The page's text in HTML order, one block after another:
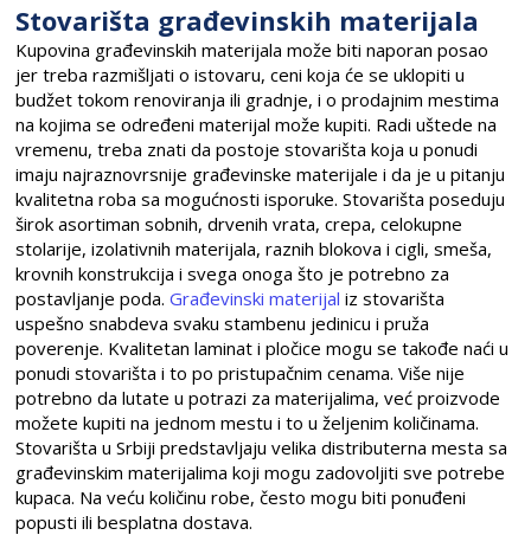
Stovarišta građevinskih materijala
Kupovina građevinskih materijala može biti naporan posao
jer treba razmišljati o istovaru, ceni koja će se uklopiti u
budžet tokom renoviranja ili gradnje, i o prodajnim mestima
na kojima se određeni materijal može kupiti. Radi uštede na
vremenu, treba znati da postoje stovarišta koja u ponudi
imaju najraznovrsnije građevinske materijale i da je u pitanju
kvalitetna roba sa mogućnosti isporuke. Stovarišta poseduju
širok asortiman sobnih, drvenih vrata, crepa, celokupne
stolarije, izolativnih materijala, raznih blokova i cigli, smeša,
krovnih konstrukcija i svega onoga što je potrebno za
postavljanje poda.Građevinski materijaliz stovarišta
uspešno snabdeva svaku stambenu jedinicu i pruža
poverenje. Kvalitetan laminat i pločice mogu se takođe naći u
ponudi stovarišta i to po pristupačnim cenama. Više nije
potrebno da lutate u potrazi za materijalima, već proizvode
možete kupiti na jednom mestu i to u željenim količinama.
Stovarišta u Srbiji predstavljaju velika distributerna mesta sa
građevinskim materijalima koji mogu zadovoljiti sve potrebe
kupaca. Na veću količinu robe, često mogu biti ponuđeni
popusti ili besplatna dostava.